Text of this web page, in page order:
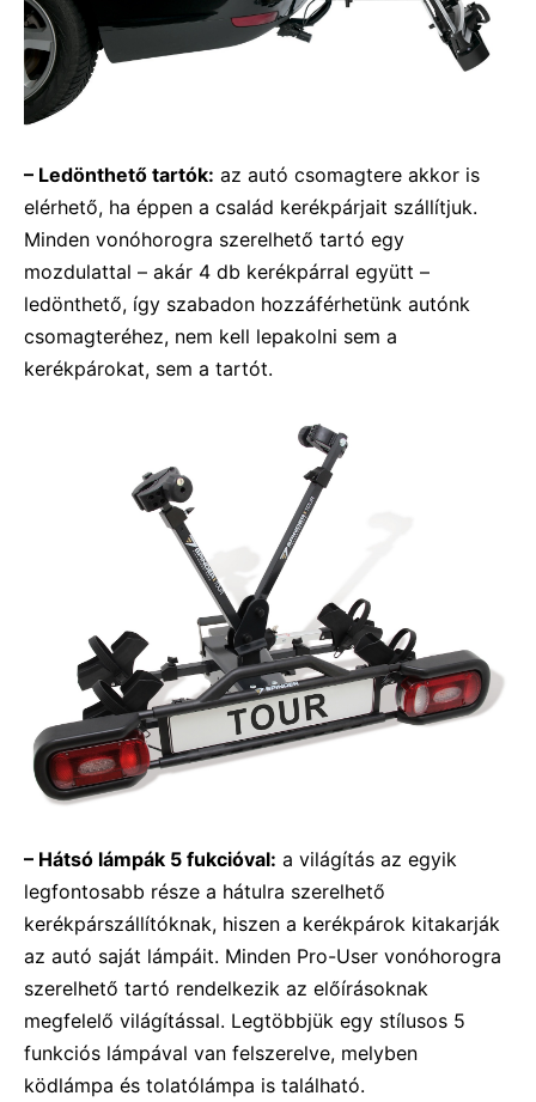
– Ledönthető tartók: az autó csomagtere akkor is
elérhető, ha éppen a család kerékpárjait szállítjuk.
Minden vonóhorogra szerelhető tartó egy
mozdulattal – akár 4 db kerékpárral együtt –
ledönthető, így szabadon hozzáférhetünk autónk
csomagteréhez, nem kell lepakolni sem a
kerékpárokat, sem a tartót.
– Hátsó lámpák 5 fukcióval: a világítás az egyik
legfontosabb része a hátulra szerelhető
kerékpárszállítóknak, hiszen a kerékpárok kitakarják
az autó saját lámpáit. Minden Pro-User vonóhorogra
szerelhető tartó rendelkezik az előírásoknak
megfelelő világítással. Legtöbbjük egy stílusos 5
funkciós lámpával van felszerelve, melyben
ködlámpa és tolatólámpa is található.